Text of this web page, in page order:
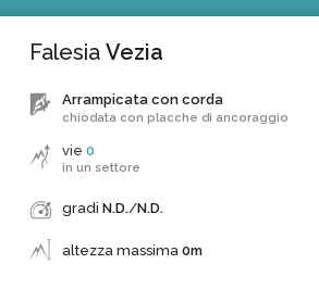
Falesia Vezia
Arrampicata con corda
chiodata con placche di ancoraggio
vie 0
in un settore
gradi N.D./N.D.
altezza massima 0m